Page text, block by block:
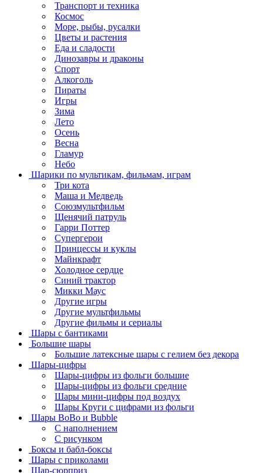
Транспорт и техника
Космос
Море, рыбы, русалки
Цветы и растения
Еда и сладости
Динозавры и драконы
Спорт
Алкоголь
Пираты
Игры
Зима
Лето
Осень
Весна
Гламур
Небо
Шарики по мультикам, фильмам, играм
Три кота
Маша и Медведь
Союзмультфильм
Щенячий патруль
Гарри Поттер
Супергерои
Принцессы и куклы
Майнкрафт
Холодное сердце
Синий трактор
Микки Маус
Другие игры
Другие мультфильмы
Другие фильмы и сериалы
Шары с бантиками
Большие шары
Большие латексные шары с гелием без декора
Шары-цифры
Шары-цифры из фольги большие
Шары-цифры из фольги средние
Шары мини-цифры под воздух
Шары Круги с цифрами из фольги
Шары BoBo и Bubble
С наполнением
С рисунком
Боксы и бабл-боксы
Шары с приколами
Шар-сюрприз